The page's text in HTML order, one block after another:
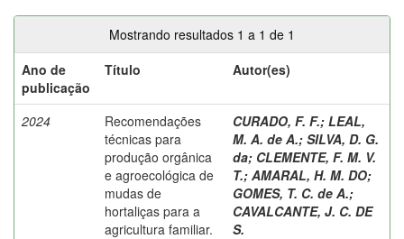
Mostrando resultados 1 a 1 de 1
Ano de
publicação
Título Autor(es)
2024
Recomendações
técnicas para
produção orgânica
e agroecológica de
mudas de
hortaliças para a
agricultura familiar.
CURADO, F. F.; LEAL,
M. A. de A.; SILVA, D. G.
da; CLEMENTE, F. M. V.
T.; AMARAL, H. M. DO;
GOMES, T. C. de A.;
CAVALCANTE, J. C. DE
S.